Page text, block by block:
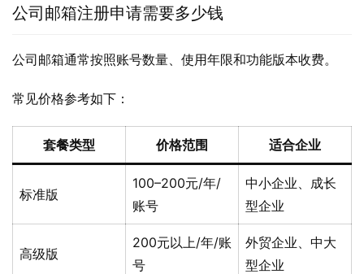
公司邮箱注册申请需要多少钱
公司邮箱通常按照账号数量、使用年限和功能版本收费。
常见价格参考如下：
套餐类型 价格范围 适合企业
标准版
100–200元/年/
账号
中小企业、成长
型企业
高级版
200元以上/年/账
号
外贸企业、中大
型企业